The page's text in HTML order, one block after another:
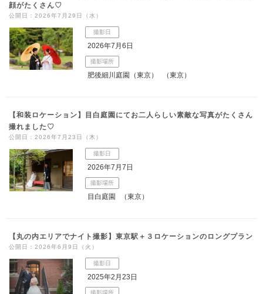
顔がたくさん♡
公開日：2026年7月29日（水）
撮影日
2026年7月6日
撮影場所
肥後細川庭園（東京） （東京）
【和装ロケーション】目白庭園にてお二人らしい素敵な写真がたくさん
撮れました♡
公開日：2026年7月23日（木）
撮影日
2026年7月7日
撮影場所
目白庭園 （東京）
【丸の内エリアでナイト撮影】東京駅＋３ロケーションのロングプラン
公開日：2026年6月9日（火）
撮影日
2025年2月23日
撮影場所